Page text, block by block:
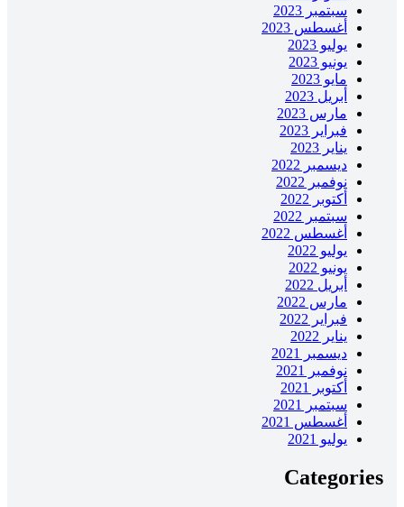
سبتمبر 2023
أغسطس 2023
يوليو 2023
يونيو 2023
مايو 2023
أبريل 2023
مارس 2023
فبراير 2023
يناير 2023
ديسمبر 2022
نوفمبر 2022
أكتوبر 2022
سبتمبر 2022
أغسطس 2022
يوليو 2022
يونيو 2022
أبريل 2022
مارس 2022
فبراير 2022
يناير 2022
ديسمبر 2021
نوفمبر 2021
أكتوبر 2021
سبتمبر 2021
أغسطس 2021
يوليو 2021
Categories